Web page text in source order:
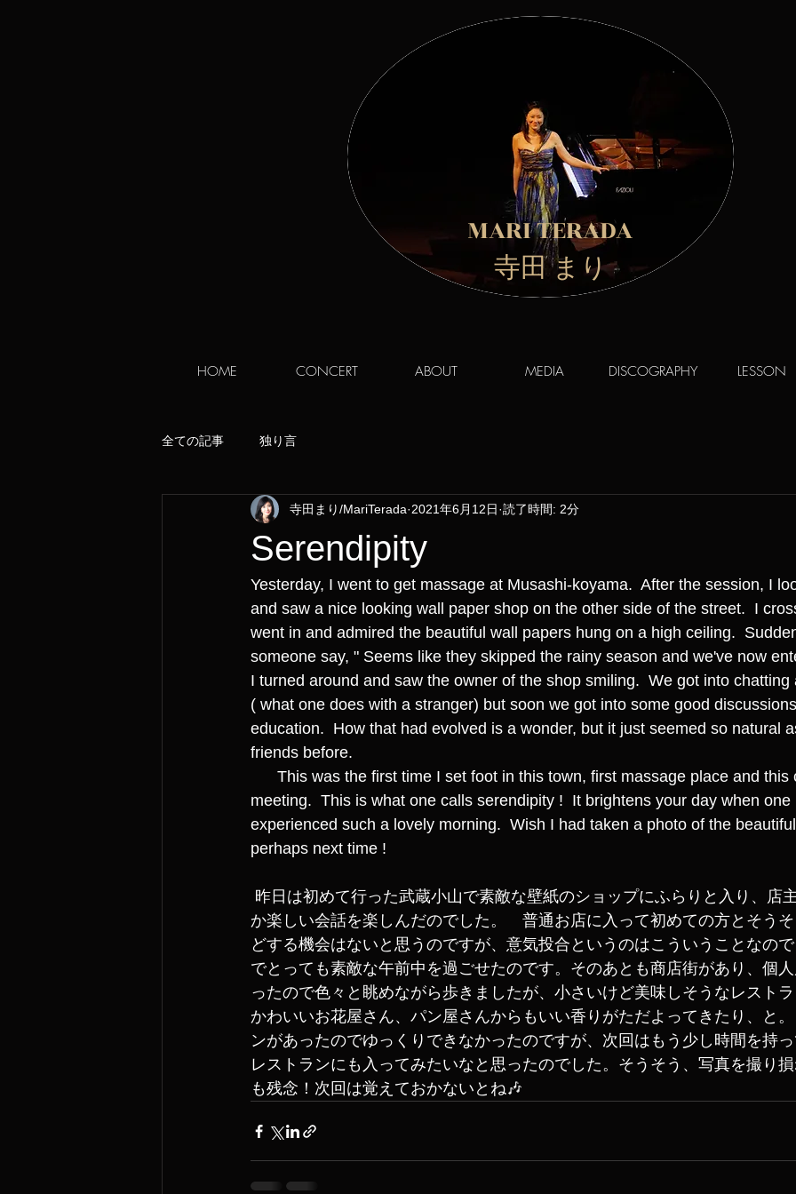
MARI TERADA
​ 寺田 まり
HOME CONCERT ABOUT MEDIA DISCOGRAPHY LESSON
全ての記事 独り言
Serendipity
寺田まり/MariTerada 2021年6月12日 読了時間: 2分
Yesterday, I went to get massage at Musashi-koyama.  After the session, I
and saw a nice looking wall paper shop on the other side of the street.  I
went in and admired the beautiful wall papers hung on a high ceiling.
someone say, " Seems like they skipped the rainy season and we've now
I turned around and saw the owner of the shop smiling.  We got into
( what one does with a stranger) but soon we got into some good
education.  How that had evolved is a wonder, but it just seemed so natural
friends before.
meeting.  This is what one calls serendipity !  It brightens your day when
experienced such a lovely morning.  Wish I had taken a photo of the
perhaps next time !
か楽しい会話を楽しんだのでした。　普通お店に入って初めての方とそう
どする機会はないと思うのですが、意気投合というのはこういうことなの
でとっても素敵な午前中を過ごせたのです。そのあとも商店街があり、個
ったので色々と眺めながら歩きましたが、小さいけど美味しそうなレスト
かわいいお花屋さん、パン屋さんからもいい香りがただよってきたり、と
ンがあったのでゆっくりできなかったのですが、次回はもう少し時間を持
レストランにも入ってみたいなと思ったのでした。そうそう、写真を撮り
も残念！次回は覚えておかないとね🎶